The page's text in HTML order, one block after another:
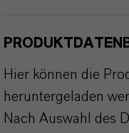
Hier können die
heruntergeladen
Nach Auswahl des